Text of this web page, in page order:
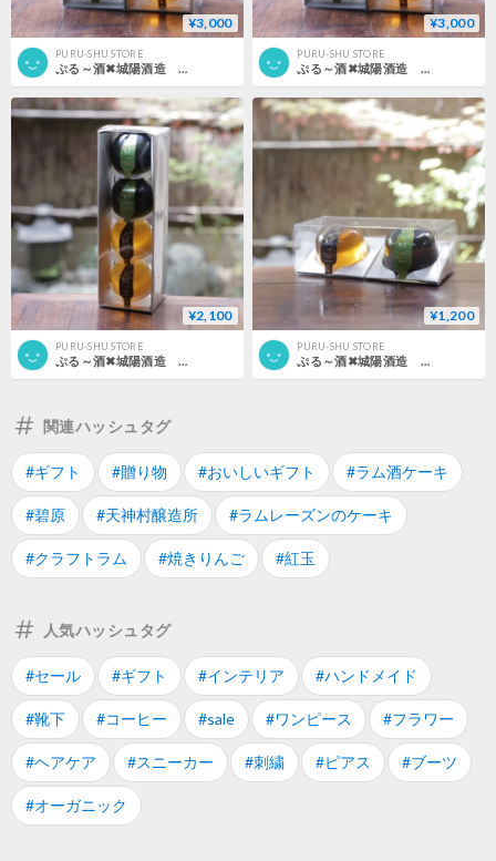
¥3,000
PURU-SHU STORE
ぷる～酒✖城陽酒造 6個セット （黒色）
¥3,000
PURU-SHU STORE
ぷる～酒✖城陽酒造 6個セット （白色）
¥2,100
PURU-SHU STORE
¥1,200
PURU-SHU STORE
関連ハッシュタグ
#ギフト #贈り物 #おいしいギフト #ラム酒ケーキ
#碧原 #天神村醸造所 #ラムレーズンのケーキ
#クラフトラム #焼きりんご #紅玉
人気ハッシュタグ
#セール #ギフト #インテリア #ハンドメイド
#靴下 #コーヒー #sale #ワンピース #フラワー
#ヘアケア #スニーカー #刺繍 #ピアス #ブーツ
#オーガニック